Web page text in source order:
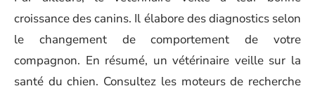
croissance des canins. Il élabore des diagnostics selon
le changement de comportement de votre
compagnon. En résumé, un vétérinaire veille sur la
santé du chien. Consultez les moteurs de recherche